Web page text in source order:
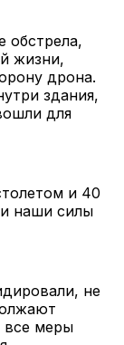
обстрела,
жизни,
дрона.
здания,
для
и 40
наши силы
не
все меры